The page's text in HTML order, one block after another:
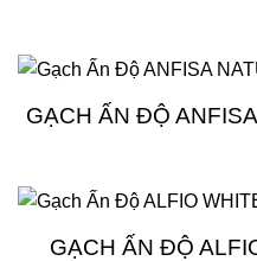
GẠCH ẤN ĐỘ
GẠCH ẤN ĐỘ